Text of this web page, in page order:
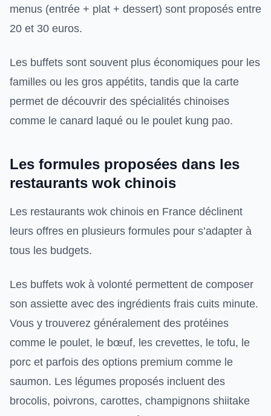
menus (entrée + plat + dessert) sont proposés entre
20 et 30 euros.
Les buffets sont souvent plus économiques pour les
familles ou les gros appétits, tandis que la carte
permet de découvrir des spécialités chinoises
comme le canard laqué ou le poulet kung pao.
Les formules proposées dans les
restaurants wok chinois
Les restaurants wok chinois en France déclinent
leurs offres en plusieurs formules pour s’adapter à
tous les budgets.
Les buffets wok à volonté permettent de composer
son assiette avec des ingrédients frais cuits minute.
Vous y trouverez généralement des protéines
comme le poulet, le bœuf, les crevettes, le tofu, le
porc et parfois des options premium comme le
saumon. Les légumes proposés incluent des
brocolis, poivrons, carottes, champignons shiitake